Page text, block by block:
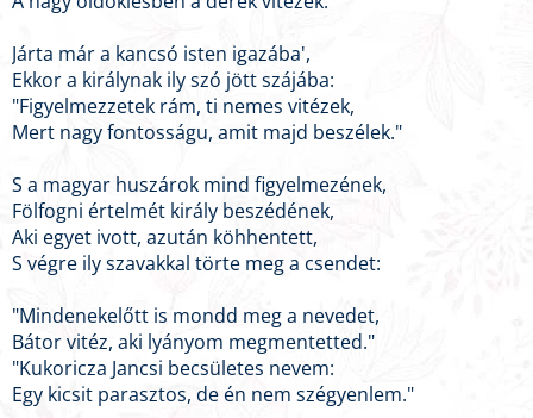
Járta már a kancsó isten igazába',
Ekkor a királynak ily szó jött szájába:
"Figyelmezzetek rám, ti nemes vitézek,
Mert nagy fontosságu, amit majd beszélek."
S a magyar huszárok mind figyelmezének,
Fölfogni értelmét király beszédének,
Aki egyet ivott, azután köhhentett,
S végre ily szavakkal törte meg a csendet:
"Mindenekelőtt is mondd meg a nevedet,
Bátor vitéz, aki lyányom megmentetted."
"Kukoricza Jancsi becsületes nevem:
Egy kicsit parasztos, de én nem szégyenlem."